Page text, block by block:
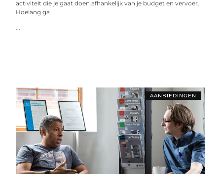
activiteit die je gaat doen afhankelijk van je budget en vervoer.
Hoelang ga
...
AANBIEDINGEN